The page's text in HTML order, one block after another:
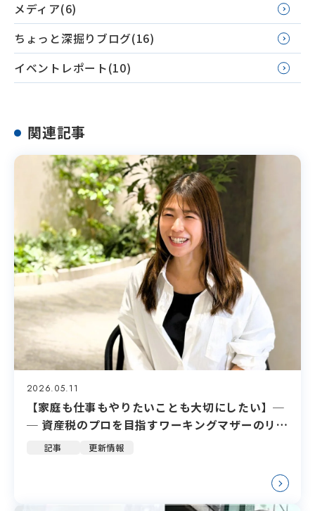
メディア(6)
ちょっと深掘りブログ(16)
イベントレポート(10)
関連記事
2026.05.11
【家庭も仕事もやりたいことも大切にしたい】─
─ 資産税のプロを目指すワーキングマザーのリア
記事 更新情報